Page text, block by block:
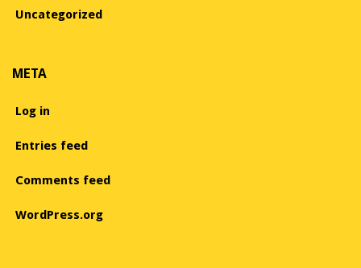
Uncategorized
META
Log in
Entries feed
Comments feed
WordPress.org